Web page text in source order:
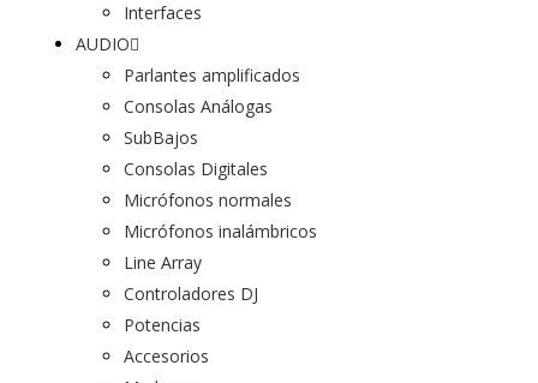
Interfaces
AUDIO
Parlantes amplificados
Consolas Análogas
SubBajos
Consolas Digitales
Micrófonos normales
Micrófonos inalámbricos
Line Array
Controladores DJ
Potencias
Accesorios